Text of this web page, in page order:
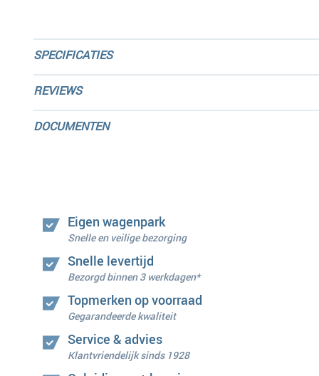
SPECIFICATIES
REVIEWS
DOCUMENTEN
Eigen wagenpark
Snelle en veilige bezorging
Snelle levertijd
Bezorgd binnen 3 werkdagen*
Topmerken op voorraad
Gegarandeerde kwaliteit
Service & advies
Klantvriendelijk sinds 1928